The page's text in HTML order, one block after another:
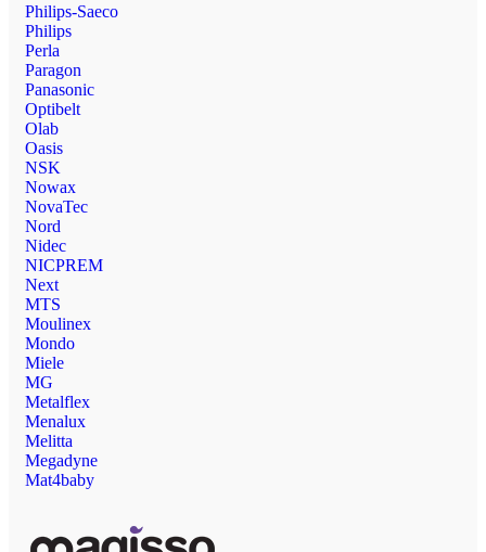
Philips-Saeco
Philips
Perla
Paragon
Panasonic
Optibelt
Olab
Oasis
NSK
Nowax
NovaTec
Nord
Nidec
NICPREM
Next
MTS
Moulinex
Mondo
Miele
MG
Metalflex
Menalux
Melitta
Megadyne
Mat4baby